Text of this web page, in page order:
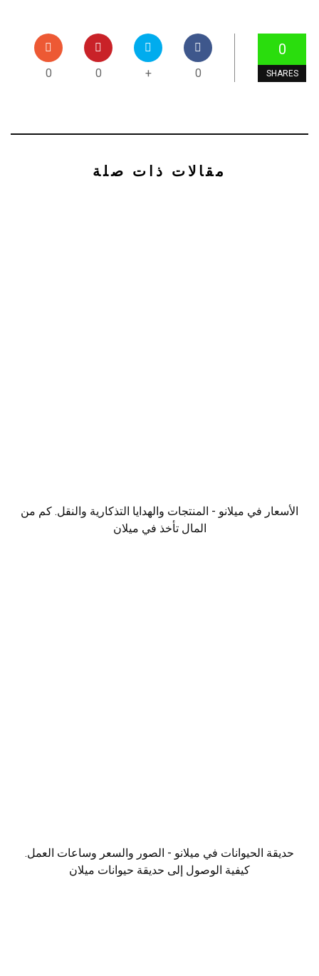
0
SHARES
0
+
0
0
مقالات ذات صلة
الأسعار في ميلانو - المنتجات والهدايا التذكارية والنقل. كم من
المال تأخذ في ميلان
حديقة الحيوانات في ميلانو - الصور والسعر وساعات العمل.
كيفية الوصول إلى حديقة حيوانات ميلان